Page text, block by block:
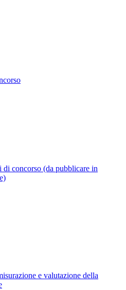
di concorso (da pubblicare in
e valutazione della